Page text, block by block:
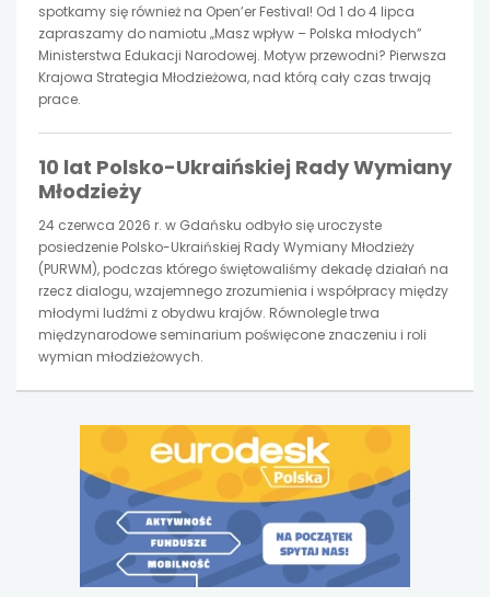
spotkamy się również na Open’er Festival! Od 1 do 4 lipca
zapraszamy do namiotu „Masz wpływ – Polska młodych”
Ministerstwa Edukacji Narodowej. Motyw przewodni? Pierwsza
Krajowa Strategia Młodzieżowa, nad którą cały czas trwają
prace.
10 lat Polsko-Ukraińskiej Rady Wymiany
Młodzieży
24 czerwca 2026 r. w Gdańsku odbyło się uroczyste
posiedzenie Polsko-Ukraińskiej Rady Wymiany Młodzieży
(PURWM), podczas którego świętowaliśmy dekadę działań na
rzecz dialogu, wzajemnego zrozumienia i współpracy między
młodymi ludźmi z obydwu krajów. Równolegle trwa
międzynarodowe seminarium poświęcone znaczeniu i roli
wymian młodzieżowych.
otwiera
się